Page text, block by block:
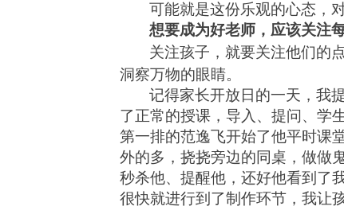
可能就是这份乐观的心态，
想要成为好老师，应该关注
关注孩子，就要关注他们的
洞察万物的眼睛。
记得家长开放日的一天，我
了正常的授课，导入、提问、学
第一排的范逸飞开始了他平时课
外的多，挠挠旁边的同桌，做做
秒杀他、提醒他，还好他看到了
很快就进行到了制作环节，我让